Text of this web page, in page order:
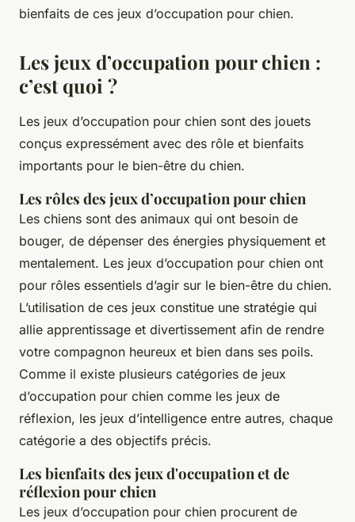
bienfaits de ces jeux d’occupation pour chien.
Les jeux d’occupation pour chien :
c’est quoi ?
Les jeux d’occupation pour chien sont des jouets
conçus expressément avec des rôle et bienfaits
importants pour le bien-être du chien.
Les rôles des jeux d’occupation pour chien
Les chiens sont des animaux qui ont besoin de
bouger, de dépenser des énergies physiquement et
mentalement. Les jeux d’occupation pour chien ont
pour rôles essentiels d’agir sur le bien-être du chien.
L’utilisation de ces jeux constitue une stratégie qui
allie apprentissage et divertissement afin de rendre
votre compagnon heureux et bien dans ses poils.
Comme il existe plusieurs catégories de jeux
d’occupation pour chien comme les jeux de
réflexion, les jeux d’intelligence entre autres, chaque
catégorie a des objectifs précis.
Les bienfaits des jeux d'occupation et de
réflexion pour chien
Les jeux d’occupation pour chien procurent de